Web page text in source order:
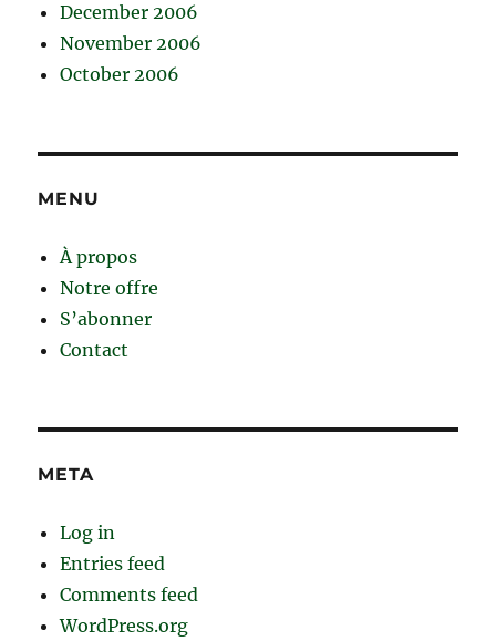
December 2006
November 2006
October 2006
MENU
À propos
Notre offre
S’abonner
Contact
META
Log in
Entries feed
Comments feed
WordPress.org